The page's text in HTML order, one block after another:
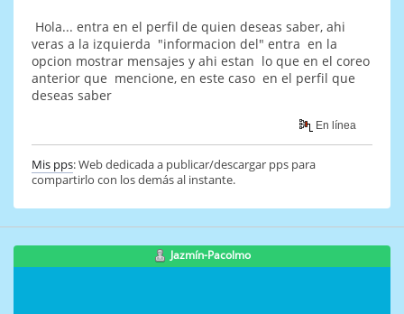
Hola... entra en el perfil de quien deseas saber, ahi
veras a la izquierda "informacion del" entra en la
opcion mostrar mensajes y ahi estan lo que en el coreo
anterior que mencione, en este caso en el perfil que
deseas saber
En línea
Mis pps: Web dedicada a publicar/descargar pps para
compartirlo con los demás al instante.
Jazmín-Pacolmo